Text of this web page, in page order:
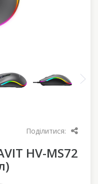
Поділитися:
HV-MS72